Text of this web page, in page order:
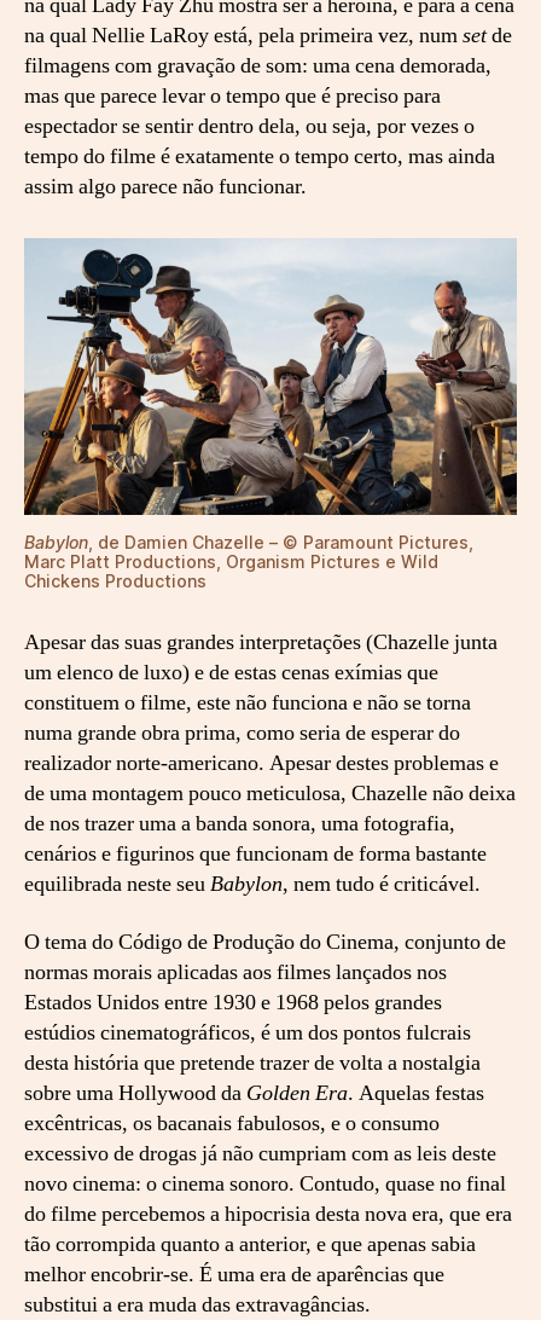
na qual Nellie LaRoy está, pela primeira vez, numsetde
filmagens com gravação de som: uma cena demorada,
mas que parece levar o tempo que é preciso para
espectador se sentir dentro dela, ou seja, por vezes o
tempo do filme é exatamente o tempo certo, mas ainda
assim algo parece não funcionar.
Babylon , de Damien Chazelle – © Paramount Pictures,
Marc Platt Productions, Organism Pictures e Wild
Chickens Productions
Apesar das suas grandes interpretações (Chazelle junta
um elenco de luxo) e de estas cenas exímias que
constituem o filme, este não funciona e não se torna
numa grande obra prima, como seria de esperar do
realizador norte-americano. Apesar destes problemas e
de uma montagem pouco meticulosa, Chazelle não deixa
de nos trazer uma a banda sonora, uma fotografia,
cenários e figurinos que funcionam de forma bastante
equilibrada neste seuBabylon, nem tudo é criticável.
O tema do Código de Produção do Cinema, conjunto de
normas morais aplicadas aos filmes lançados nos
Estados Unidos entre 1930 e 1968 pelos grandes
estúdios cinematográficos, é um dos pontos fulcrais
desta história que pretende trazer de volta a nostalgia
sobre uma Hollywood da Golden Era. Aquelas festas
excêntricas, os bacanais fabulosos, e o consumo
excessivo de drogas já não cumpriam com as leis deste
novo cinema: o cinema sonoro. Contudo, quase no final
do filme percebemos a hipocrisia desta nova era, que era
tão corrompida quanto a anterior, e que apenas sabia
melhor encobrir-se. É uma era de aparências que
substitui a era muda das extravagâncias.